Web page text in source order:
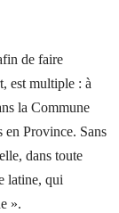
de faire
est multiple : à
la Commune
en Province. Sans
dans toute
latine, qui
».